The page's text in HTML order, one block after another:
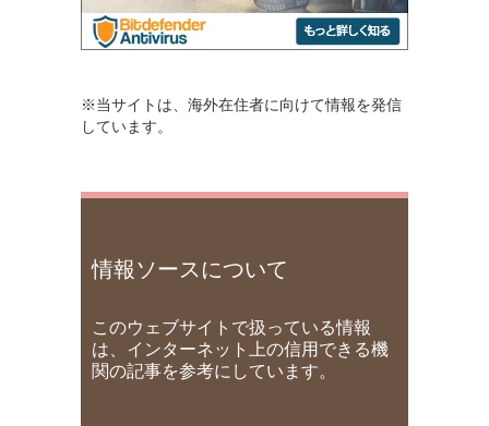
※当サイトは、海外在住者に向けて情報を発信
しています。
情報ソースについて
このウェブサイトで扱っている情報
は、インターネット上の信用できる機
関の記事を参考にしています。